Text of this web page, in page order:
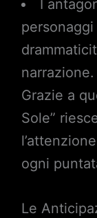
I
narrazione.
Grazie a
Sole”
ogni
Le